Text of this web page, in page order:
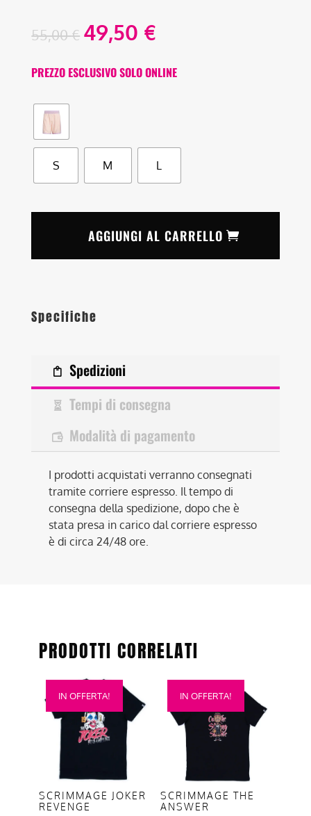
55,00€ 49,50 €
PREZZO ESCLUSIVO SOLO ONLINE
S M L
AGGIUNGI AL CARRELLO
Specifiche
Spedizioni
Tempi di consegna
Modalità di pagamento
I prodotti acquistati verranno consegnati
tramite corriere espresso. Il tempo di
consegna della spedizione, dopo che è
stata presa in carico dal corriere espresso
è di circa 24/48 ore.
PRODOTTI CORRELATI
IN OFFERTA!
SCRIMMAGE JOKER
REVENGE
Questo
prodotto
varianti.
opzioni
possono
IN OFFERTA!
SCRIMMAGE THE
ANSWER
Questo
prodotto
ha
varianti.
opzioni
possono